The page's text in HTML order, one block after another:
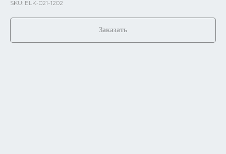
SKU: ELK-021-1202
Заказать